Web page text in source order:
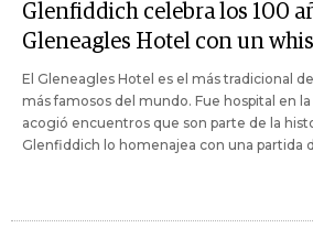
Glenfiddich celebra los 100
Gleneagles Hotel con un
El Gleneagles Hotel es el más tradicional
más famosos del mundo. Fue hospital en
acogió encuentros que son parte de la
Glenfiddich lo homenajea con una partida